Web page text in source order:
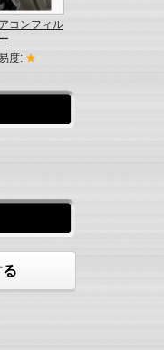
コンフィル
度: ★